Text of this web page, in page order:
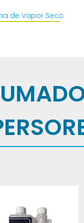
de Vapor Seco